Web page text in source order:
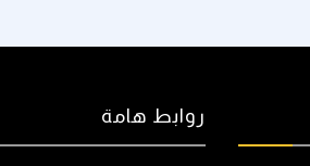
روابط هامة